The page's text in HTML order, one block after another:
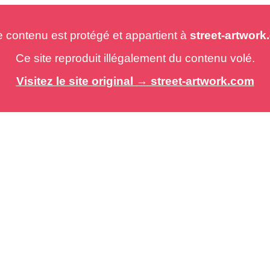
est protégé et appartient à street-
Ce site reproduit illégalement du contenu volé.
Visitez le site original → street-artwork.com